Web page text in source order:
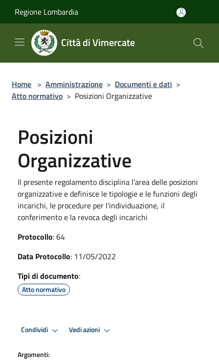
Regione Lombardia
Città di Vimercate
Home > Amministrazione > Documenti e dati >
Atto normativo > Posizioni Organizzative
Posizioni
Organizzative
Il presente regolamento disciplina l'area delle posizioni
organizzative e definisce le tipologie e le funzioni degli
incarichi, le procedure per l'individuazione, il
conferimento e la revoca degli incarichi
Protocollo: 64
Data Protocollo: 11/05/2022
Tipi di documento:
Atto normativo
Condividi Vedi azioni
Argomenti: